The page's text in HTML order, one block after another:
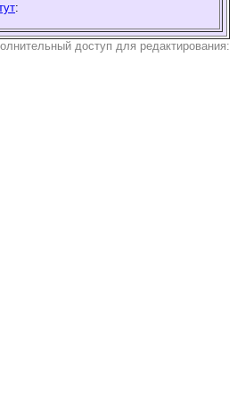
:
доступ для редактирования: